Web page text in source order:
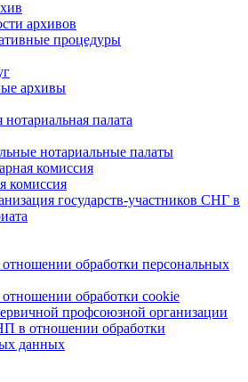
архивов
процедуры
архивы
нотариальная палата
нотариальные палаты
комиссия
комиссия
государств-участников СНГ в
обработки персональных
обработки cookie
профсоюзной организации
в отношении обработки
данных